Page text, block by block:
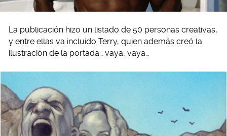
La publicación hizo un listado de 50 personas creativas,
y entre ellas va incluido Terry, quien además creó la
ilustración de la portada… vaya, vaya…